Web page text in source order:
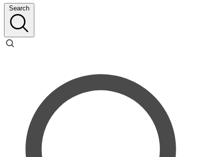
Search